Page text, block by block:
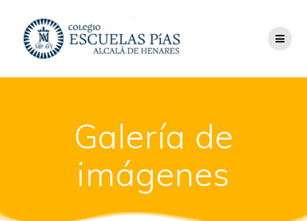
contenido
Galería de
imágenes